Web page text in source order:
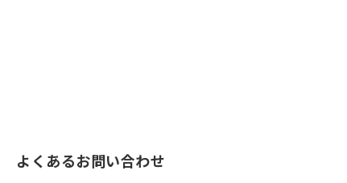
よくあるお問い合わせ